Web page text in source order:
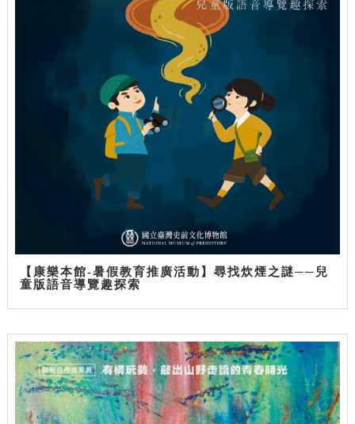
【康樂本館-暑假教育推廣活動】尋找炊煙之謎──兒
童版語音導覽趣探索